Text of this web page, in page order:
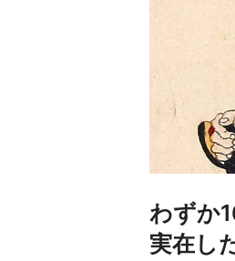
わずか
実在し